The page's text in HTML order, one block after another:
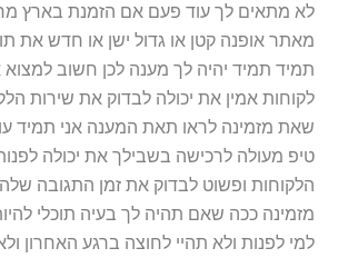
לא מתאים לך עוד פעם אם הזמנת בארץ
מאתר אופנה קטן או גדול ישן או חדש את
תמיד תמיד יהיה לך מענה לכן חשוב
לקוחות אמין את יכולה לבדוק את שירות
שאת מזמינה לראו תאת המענה אני תמיד
טיפ מעולה לרכישה בשבילך את יכולה
הלקוחות ופשוט לבדוק את זמן התגובה
מזמינה ככה שאם תהיה לך בעיה תוכלי
למי לפנות ולא תהיי לחוצה ברגע האחרון